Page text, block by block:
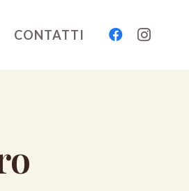
CONTATTI